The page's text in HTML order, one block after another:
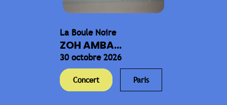
La Boule Noire
ZOH AMBA...
30 octobre 2026
Concert Paris